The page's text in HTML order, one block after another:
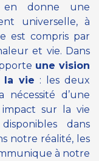
donne une
universelle, à
est compris par
et vie. Dans
une vision
la vie : les deux
d’une
sur la vie
dans
notre réalité, les
à notre